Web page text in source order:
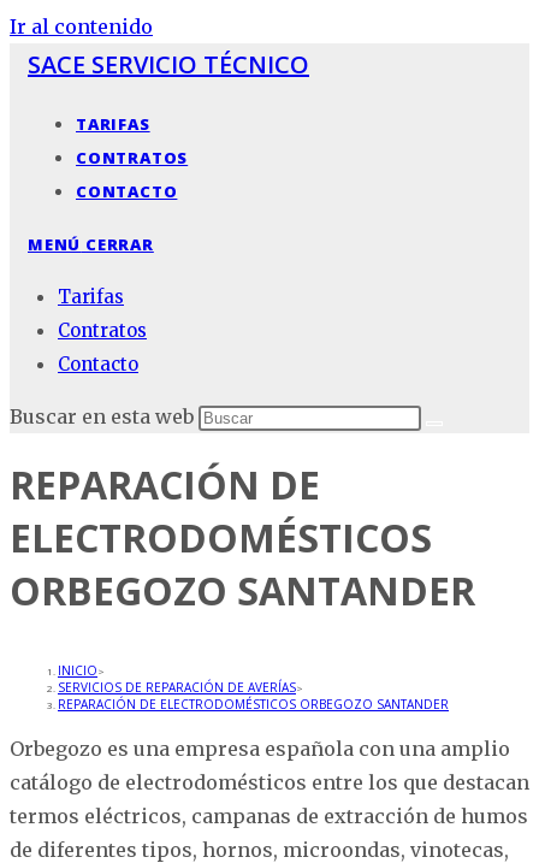
Ir al contenido
SACE SERVICIO TÉCNICO
TARIFAS
CONTRATOS
CONTACTO
MENÚ CERRAR
Tarifas
Contratos
Contacto
Buscar en esta web
REPARACIÓN DE
ELECTRODOMÉSTICOS
ORBEGOZO SANTANDER
INICIO>
SERVICIOS DE REPARACIÓN DE AVERÍAS>
REPARACIÓN DE ELECTRODOMÉSTICOS ORBEGOZO SANTANDER
Orbegozo es una empresa española con una amplio
catálogo de electrodomésticos entre los que destacan
termos eléctricos, campanas de extracción de humos
de diferentes tipos, hornos, microondas, vinotecas,